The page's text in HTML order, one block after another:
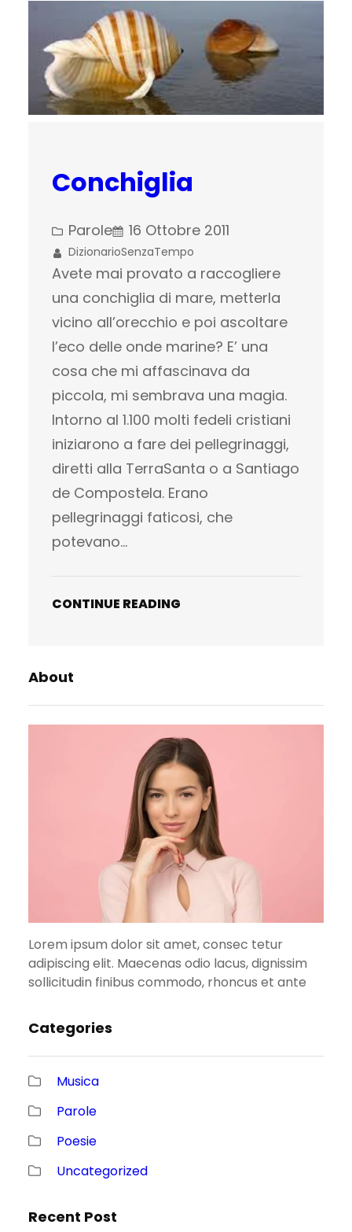
Conchiglia
Parole 16 Ottobre 2011
DizionarioSenzaTempo
Avete mai provato a raccogliere
una conchiglia di mare, metterla
vicino all’orecchio e poi ascoltare
l’eco delle onde marine? E’ una
cosa che mi affascinava da
piccola, mi sembrava una magia.
Intorno al 1.100 molti fedeli cristiani
iniziarono a fare dei pellegrinaggi,
diretti alla TerraSanta o a Santiago
de Compostela. Erano
pellegrinaggi faticosi, che
potevano…
CONTINUE READING
About
Lorem ipsum dolor sit amet, consec tetur
adipiscing elit. Maecenas odio lacus, dignissim
sollicitudin finibus commodo, rhoncus et ante
Categories
Musica
Parole
Poesie
Uncategorized
Recent Post